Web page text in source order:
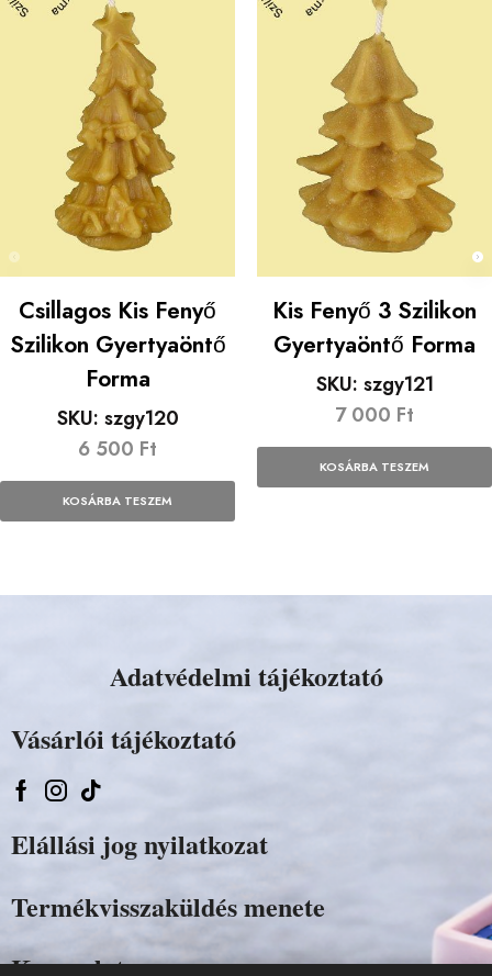
Csillagos Kis Fenyő
Szilikon Gyertyaöntő
Forma
SKU: szgy120
6 500 Ft
KOSÁRBA TESZEM
Kis Fenyő 3 Szilikon
Gyertyaöntő Forma
SKU: szgy121
7 000 Ft
KOSÁRBA TESZEM
Adatvédelmi tájékoztató
Vásárlói tájékoztató
Elállási jog nyilatkozat
Termékvisszaküldés menete
Kapcsolat